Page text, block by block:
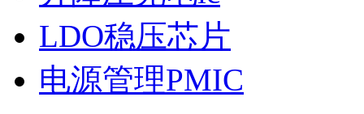
LDO稳压芯片
电源管理PMIC